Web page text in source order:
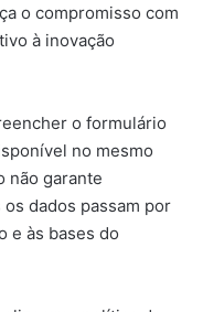
o compromisso com
à inovação
o formulário
no mesmo
não garante
dados passam por
e às bases do